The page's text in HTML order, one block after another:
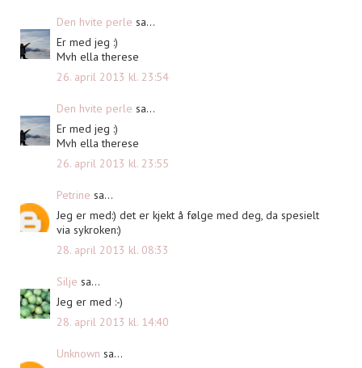
Den hvite perle sa...
Er med jeg :)
Mvh ella therese
26. april 2013 kl. 23:54
Den hvite perle sa...
Er med jeg :)
Mvh ella therese
26. april 2013 kl. 23:55
Petrine sa...
Jeg er med:) det er kjekt å følge med deg, da spesielt
via sykroken:)
28. april 2013 kl. 08:33
Silje sa...
Jeg er med :-)
28. april 2013 kl. 14:40
Unknown sa...